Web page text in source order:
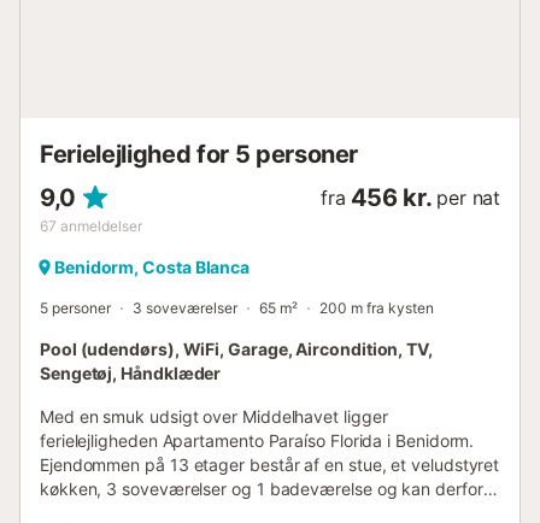
Ferielejlighed for 5 personer
9,0
67 anmeldelser
fra 456 kr. per nat
Benidorm, Costa Blanca
5 personer 3 soveværelser 65 m² 200 m fra kysten
Pool (udendørs), WiFi, Garage, Aircondition, TV,
Sengetøj, Håndklæder
Med en smuk udsigt over Middelhavet ligger
ferielejligheden Apartamento Paraíso Florida i Benidorm.
Ejendommen på 13 etager består af en stue, et veludstyret
køkken, 3 soveværelser og 1 badeværelse og kan derfor